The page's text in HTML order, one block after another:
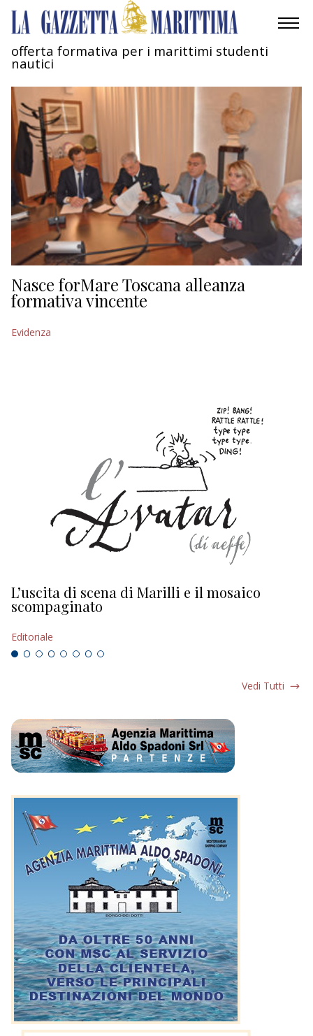
AMBIENTE
MOBILITÀ
INDUSTRIA
RICERCA
ECONOMIA
TURISMO
CULTURA
NAUTICA
EDITORIALI
offerta formativa per i marittimi studenti
nautici
Nasce forMare Toscana alleanza
formativa vincente
Evidenza
L’uscita di scena di Marilli e il mosaico
scompaginato
Editoriale
Vedi Tutti